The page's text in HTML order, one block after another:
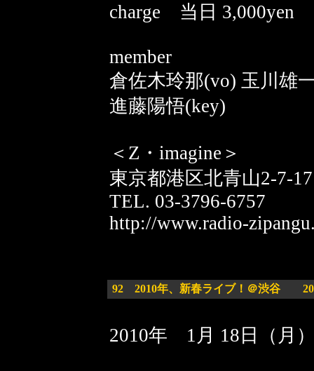
charge 当日
member
倉佐木玲那(vo) 玉川雄
進藤陽悟(key)
＜Z・imagine＞
東京都港区北青山2-7-
TEL. 03-3796-6757
http://www.radio-
92 2010年、新春ライブ！＠渋谷
2010年 1月 18日（月